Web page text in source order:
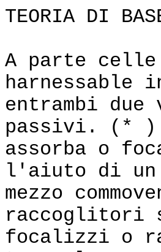
TEORIA DI
A parte
harnessable
entrambi
passivi. (* )
assorba o
l'aiuto di un
mezzo
raccoglitori
focalizzi o